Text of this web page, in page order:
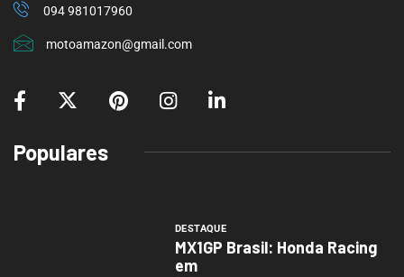
094 981017960
motoamazon@gmail.com
Populares
DESTAQUE
MX1GP Brasil: Honda Racing
em